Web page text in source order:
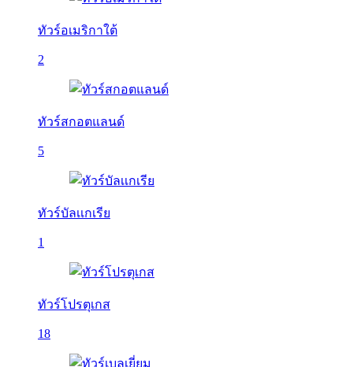
ทัวร์อเมริกาใต้
2
ทัวร์สกอตแลนด์
5
ทัวร์บัลเเกเรีย
1
ทัวร์โปรตุเกส
18